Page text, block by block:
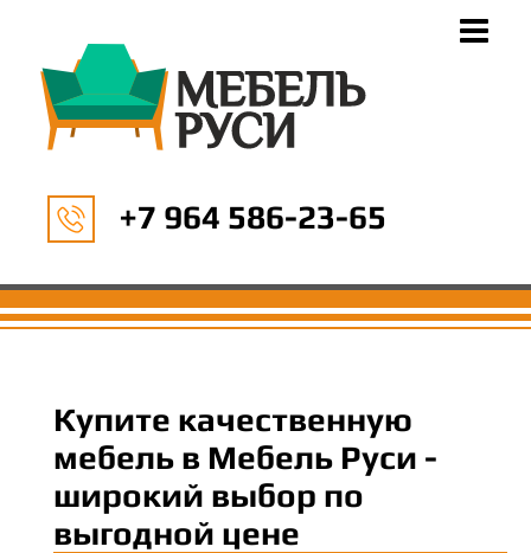
+7 964 586-23-65
Купите качественную
мебель в Мебель Руси -
широкий выбор по
выгодной цене